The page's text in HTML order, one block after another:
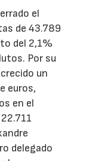
el
de 43.789
del 2,1%
Por su
un
euros,
en el
delegado